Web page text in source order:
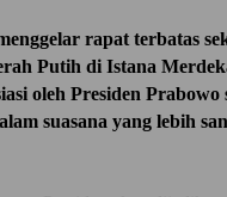
rapat terbatas
Putih di Istana
oleh Presiden Prabowo
suasana yang lebih